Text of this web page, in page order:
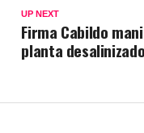
UP NEXT
Firma Cabildo
planta